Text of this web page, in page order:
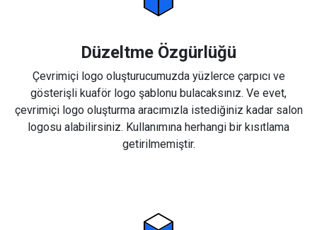
Düzeltme Özgürlüğü
Çevrimiçi logo oluşturucumuzda yüzlerce çarpıcı ve
gösterişli kuaför logo şablonu bulacaksınız. Ve evet,
çevrimiçi logo oluşturma aracımızla istediğiniz kadar salon
logosu alabilirsiniz. Kullanımına herhangi bir kısıtlama
getirilmemiştir.